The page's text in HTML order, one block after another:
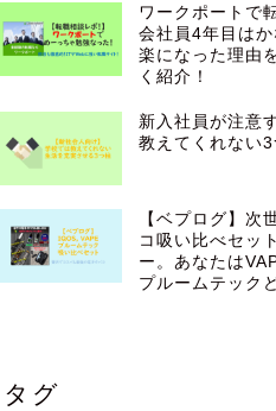
ワークポートで
会社員4年目は
楽になった理由
く紹介！
新入社員が注意
教えてくれない3
【ベプログ】次
コ吸い比べセッ
ー。あなたは
プルームテック
タグ